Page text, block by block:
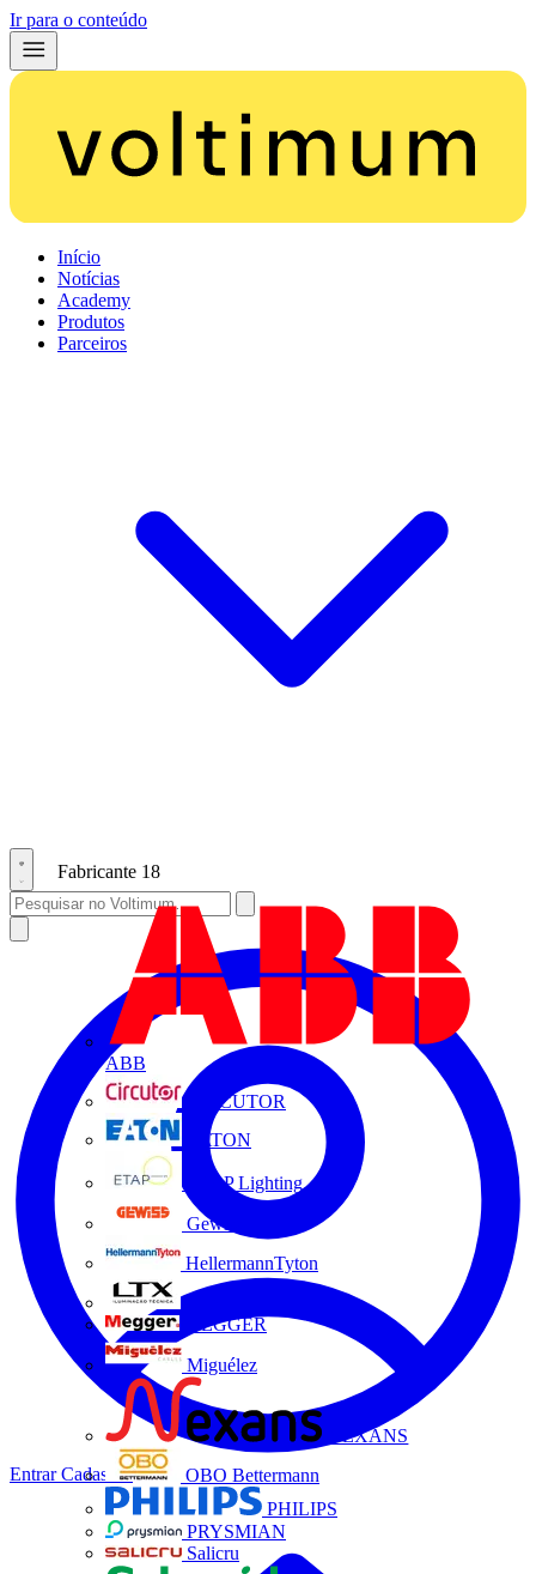
Ir para o conteúdo
Início
Notícias
Academy
Produtos
Parceiros
Fabricante 18
ABB
CIRCUTOR
EATON
ETAP Lighting
Gewiss
HellermannTyton
MEGGER
Miguélez
NEXANS
OBO Bettermann
PHILIPS
PRYSMIAN
Salicru
EntrarCadastrar